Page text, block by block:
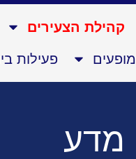
קהילת הצעירים
פעילות
מדע